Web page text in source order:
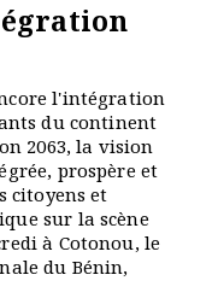
l'intégration
du continent
2063, la vision
prospère et
citoyens et
sur la scène
à Cotonou, le
du Bénin,